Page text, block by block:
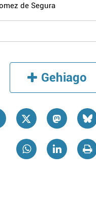
de Segura
Gehiago